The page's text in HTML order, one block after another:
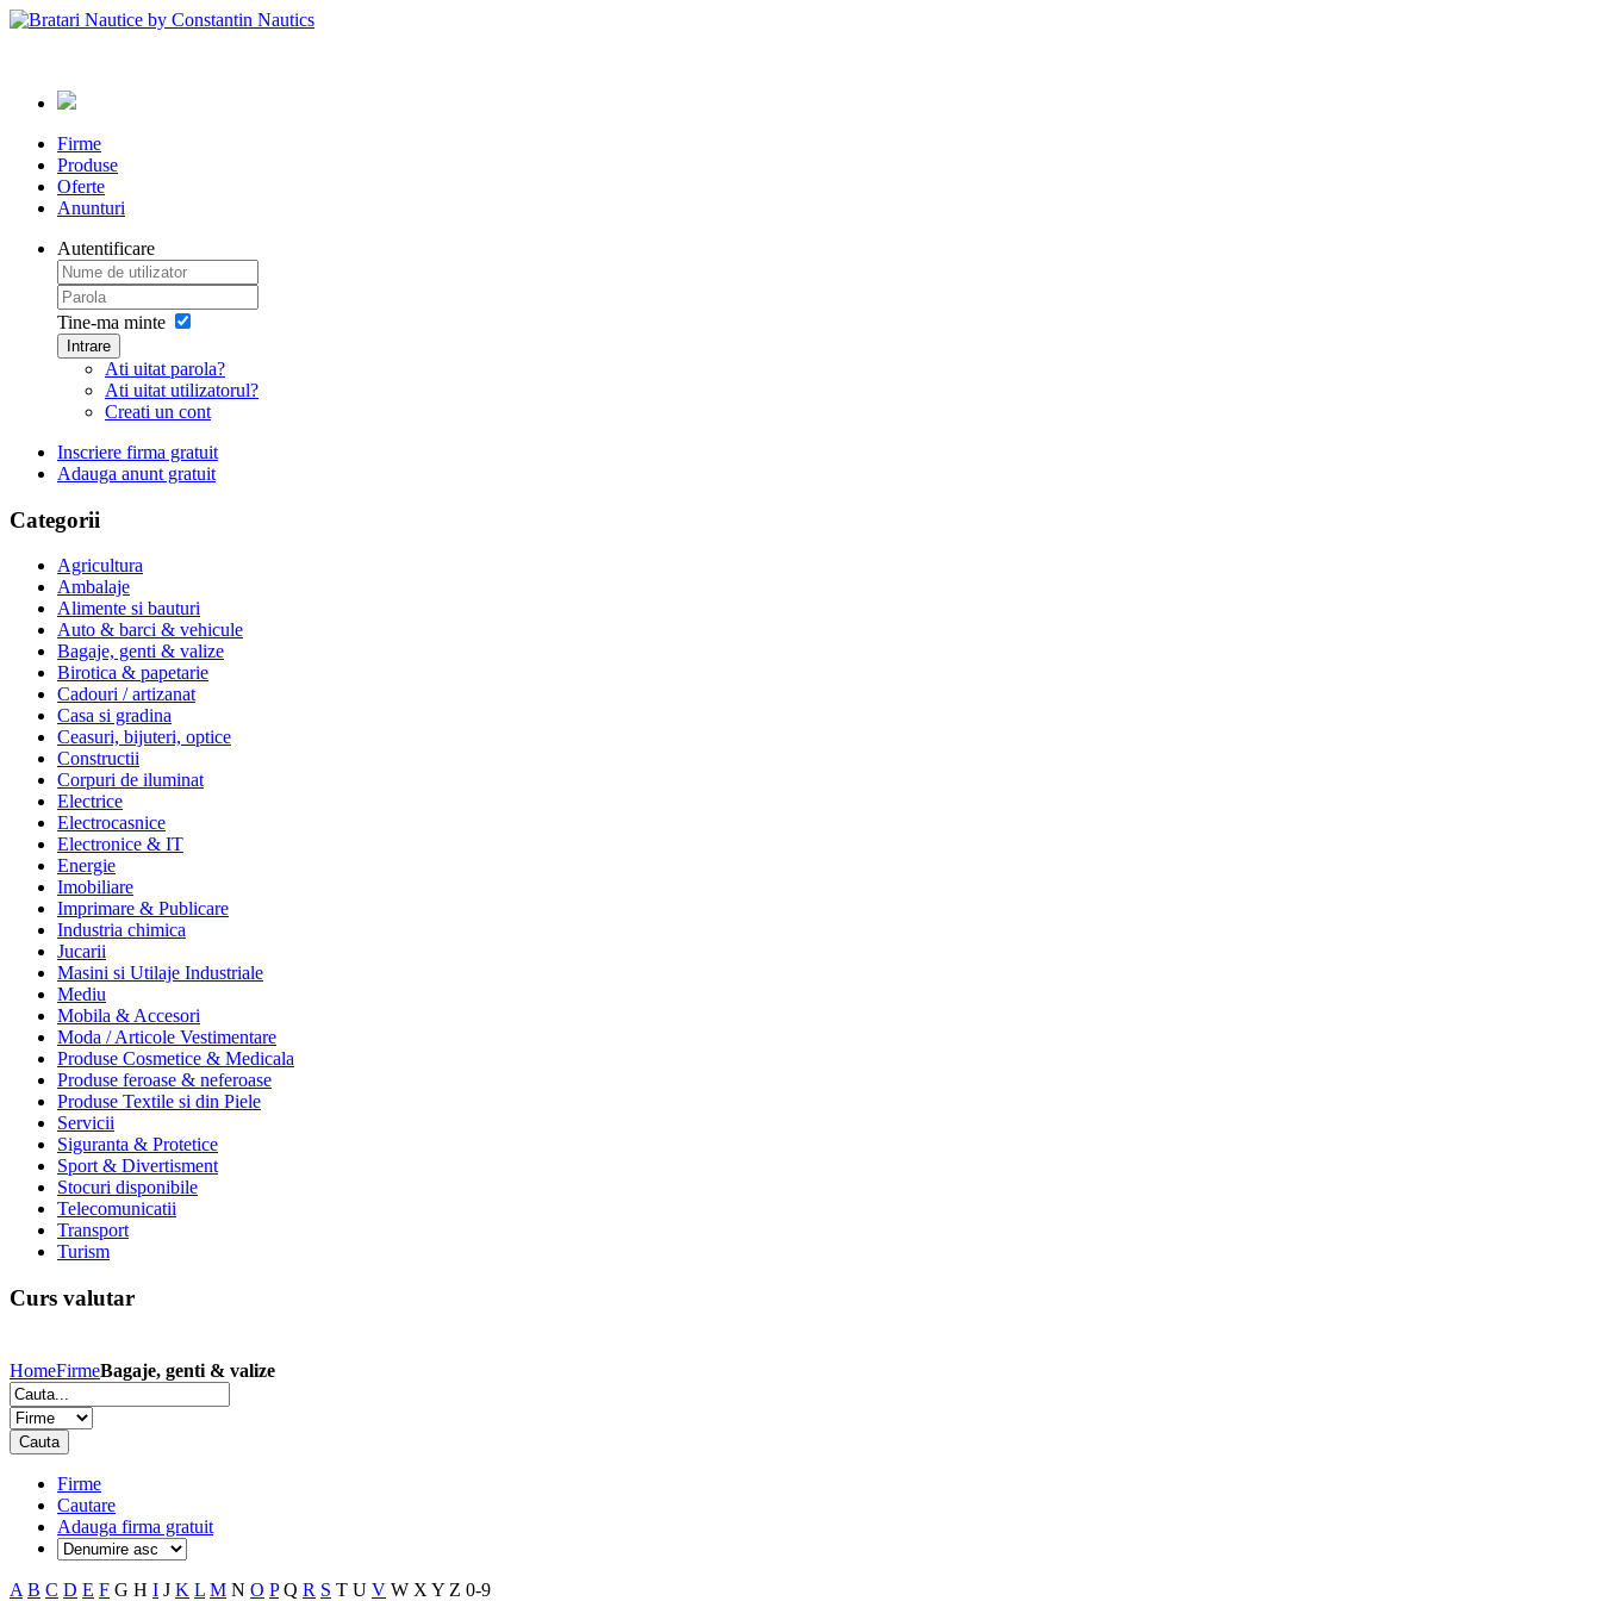
Firme
Produse
Oferte
Anunturi
Autentificare
Tine-ma minte
Intrare
Ati uitat parola?
Ati uitat utilizatorul?
Creati un cont
Inscriere firma gratuit
Adauga anunt gratuit
Categorii
Agricultura
Ambalaje
Alimente si bauturi
Auto & barci & vehicule
Bagaje, genti & valize
Birotica & papetarie
Cadouri / artizanat
Casa si gradina
Ceasuri, bijuteri, optice
Constructii
Corpuri de iluminat
Electrice
Electrocasnice
Electronice & IT
Energie
Imobiliare
Imprimare & Publicare
Industria chimica
Jucarii
Masini si Utilaje Industriale
Mediu
Mobila & Accesori
Moda / Articole Vestimentare
Produse Cosmetice & Medicala
Produse feroase & neferoase
Produse Textile si din Piele
Servicii
Siguranta & Protetice
Sport & Divertisment
Stocuri disponibile
Telecomunicatii
Transport
Turism
Curs valutar
HomeFirmeBagaje, genti & valize
Firme
Cautare
Adauga firma gratuit
A B C D E F G H I J K L M N O P Q R S T U V W X Y Z 0-9